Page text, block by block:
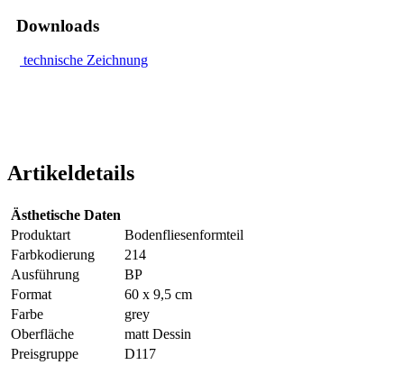
Downloads
technische Zeichnung
Artikeldetails
Ästhetische Daten
Produktart
Bodenfliesenformteil
Farbkodierung
214
Ausführung
BP
Format
60 x 9,5 cm
Farbe
grey
Oberfläche
matt Dessin
Preisgruppe
D117